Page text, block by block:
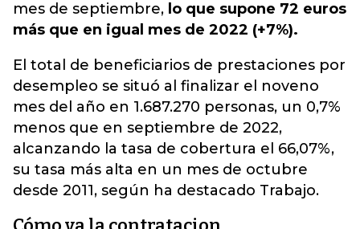
mes de septiembre, lo que supone 72 euros
más que en igual mes de 2022 (+7%).
El total de beneficiarios de prestaciones por
desempleo se situó al finalizar el noveno
mes del año en 1.687.270 personas, un 0,7%
menos que en septiembre de 2022,
alcanzando la tasa de cobertura el 66,07%,
su tasa más alta en un mes de octubre
desde 2011, según ha destacado Trabajo.